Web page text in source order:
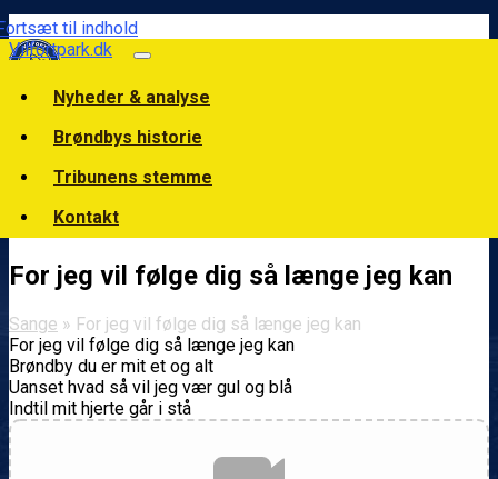
til indhold
Vilfortpark.dk
Nyheder & analyse
Brøndbys historie
Tribunens stemme
Kontakt
For jeg vil følge dig så længe jeg kan
Sange » For jeg vil følge dig så længe jeg kan
For jeg vil følge dig så længe jeg kan
Brøndby du er mit et og alt
Uanset hvad så vil jeg vær gul og blå
Indtil mit hjerte går i stå